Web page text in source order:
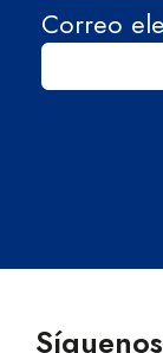
Correo
Síguenos